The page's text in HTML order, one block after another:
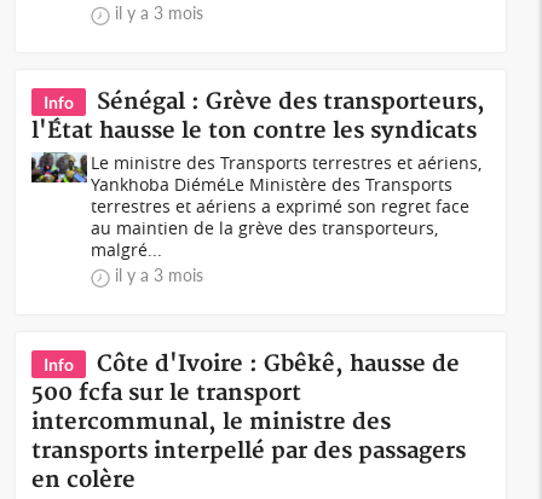
il y a 3 mois
Info
Sénégal : Grève des transporteurs,
l'État hausse le ton contre les syndicats
Le ministre des Transports terrestres et aériens,
Yankhoba DiéméLe Ministère des Transports
terrestres et aériens a exprimé son regret face
au maintien de la grève des transporteurs,
malgré...
il y a 3 mois
Info
Côte d'Ivoire : Gbêkê, hausse de
500 fcfa sur le transport
intercommunal, le ministre des
transports interpellé par des passagers
en colère